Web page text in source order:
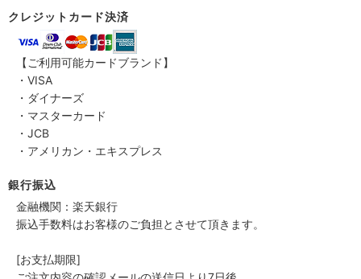
クレジットカード決済
【ご利用可能カードブランド】
・VISA
・ダイナーズ
・マスターカード
・JCB
・アメリカン・エキスプレス
銀行振込
金融機関：楽天銀行
振込手数料はお客様のご負担とさせて頂きます。
[お支払期限]